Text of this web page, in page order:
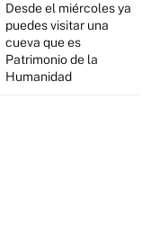
Desde el miércoles ya
puedes visitar una
cueva que es
Patrimonio de la
Humanidad